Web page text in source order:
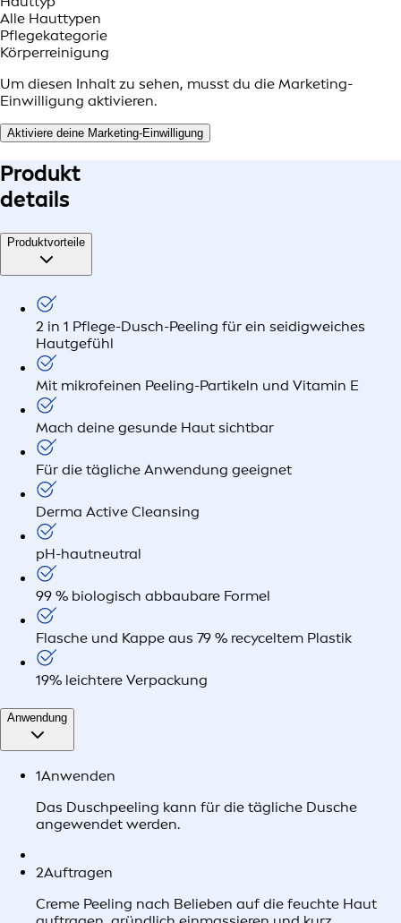
Alle Hauttypen
Pflegekategorie
Körperreinigung
Um diesen Inhalt zu sehen, musst du die Marketing-
Einwilligung aktivieren.
Aktiviere deine Marketing-Einwilligung
Produkt
details
Produktvorteile
2 in 1 Pflege-Dusch-Peeling für ein seidigweiches
Hautgefühl
Mit mikrofeinen Peeling-Partikeln und Vitamin E
Mach deine gesunde Haut sichtbar
Für die tägliche Anwendung geeignet
Derma Active Cleansing
pH-hautneutral
99 % biologisch abbaubare Formel
Flasche und Kappe aus 79 % recyceltem Plastik
19% leichtere Verpackung
Anwendung
1Anwenden
Das Duschpeeling kann für die tägliche Dusche
angewendet werden.
2Auftragen
Creme Peeling nach Belieben auf die feuchte Haut